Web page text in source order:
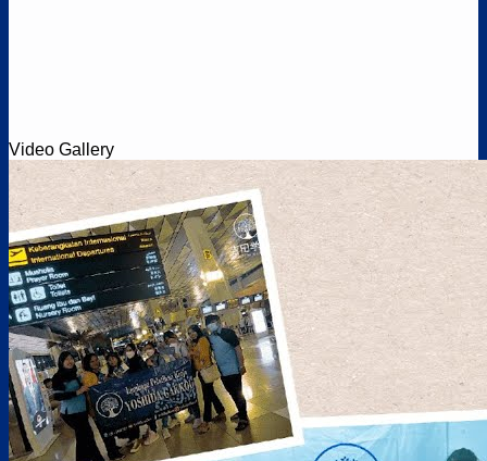
JOB RESTORAN – Penempatan Kyoto (Wajib Berbahasa Inggris)
Video Gallery